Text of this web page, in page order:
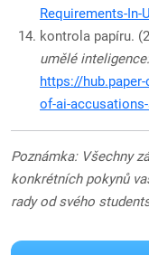
Requirements-In-
kontrola papíru.
umělé
https://
of-ai-
Poznámka: Všechny
konkrétních pokynů
rady od svého